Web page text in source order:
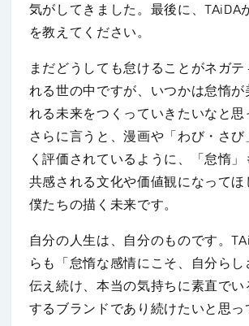
気がしてきました。最後に、TAiDA
を教えてください。
まだどうしても怠けることがネガテ
れる世の中ですが、いつかは怠惰が
れる未来をつくっていきたいなと思
さらに言うと、漫画や「わび・さび
く評価されているように、「怠惰」
共感される文化や価値観になってほ
僕たちの描く未来です。
自分の人生は、自分のものです。
らも「怠惰な感情にこそ、自分らし
伝え続け、本当の気持ちに素直でい
するブランドであり続けたいと思っ